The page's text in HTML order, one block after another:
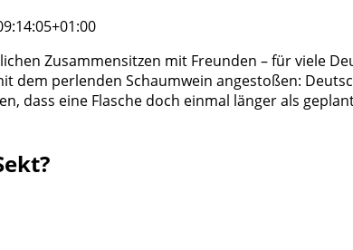
Zusammensitzen mit Freunden – für viele
dem perlenden Schaumwein angestoßen:
dass eine Flasche doch einmal länger als